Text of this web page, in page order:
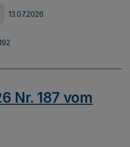
13.07.2026
Nr. 187 vom